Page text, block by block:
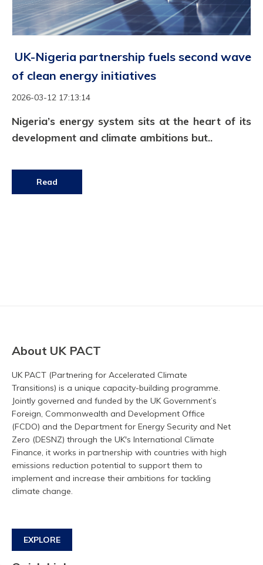
UK-Nigeria partnership fuels second wave
of clean energy initiatives
2026-03-12 17:13:14
Nigeria’s energy system sits at the heart of its
development and climate ambitions but..
Read
About UK PACT
UK PACT (Partnering for Accelerated Climate
Transitions) is a unique capacity-building programme.
Jointly governed and funded by the UK Government’s
Foreign, Commonwealth and Development Office
(FCDO) and the Department for Energy Security and Net
Zero (DESNZ) through the UK's International Climate
Finance, it works in partnership with countries with high
emissions reduction potential to support them to
implement and increase their ambitions for tackling
climate change.
EXPLORE